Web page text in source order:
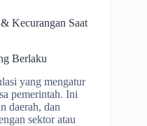
Kecurangan Saat
Berlaku
yang mengatur
pemerintah. Ini
daerah, dan
sektor atau